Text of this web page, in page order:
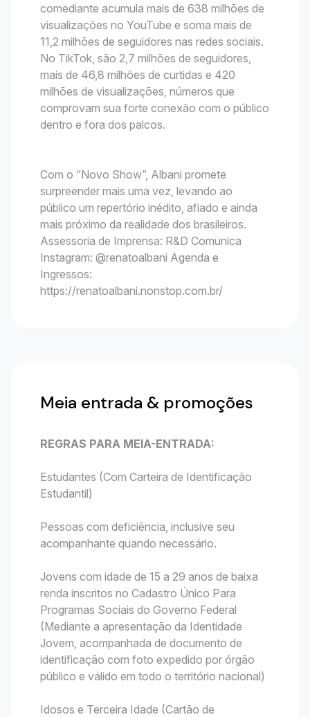
comediante acumula mais de 638 milhões de
visualizações no YouTube e soma mais de
11,2 milhões de seguidores nas redes sociais.
No TikTok, são 2,7 milhões de seguidores,
mais de 46,8 milhões de curtidas e 420
milhões de visualizações, números que
comprovam sua forte conexão com o público
dentro e fora dos palcos.
Com o “Novo Show”, Albani promete
surpreender mais uma vez, levando ao
público um repertório inédito, afiado e ainda
mais próximo da realidade dos brasileiros.
Assessoria de Imprensa: R&D Comunica
Instagram: @renatoalbani Agenda e
Ingressos:
https://renatoalbani.nonstop.com.br/
Meia entrada & promoções
REGRAS PARA MEIA-ENTRADA:
Estudantes (Com Carteira de Identificação
Estudantil)
Pessoas com deficiência, inclusive seu
acompanhante quando necessário.
Jovens com idade de 15 a 29 anos de baixa
renda inscritos no Cadastro Único Para
Programas Sociais do Governo Federal
(Mediante a apresentação da Identidade
Jovem, acompanhada de documento de
identificação com foto expedido por órgão
público e válido em todo o território nacional)
Idosos e Terceira Idade (Cartão de